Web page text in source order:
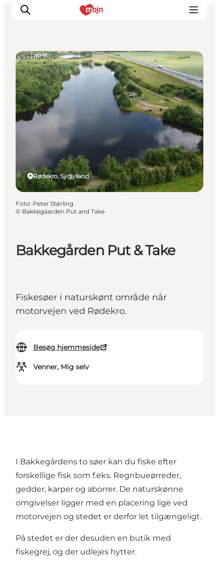
Oplevelser
Byer & Steder
Det sker
Overnatning
Planlæg din ferie
Booking
Bakkegården Put & Take
Fiskesøer i naturskønt område når
motorvejen ved Rødekro.
Besøg hjemmeside
Venner, Mig selv
Rødekro, Sydjylland
Lystfiskeri
Foto: Peter Størling
© Bakkegaarden Put and Take
I Bakkegårdens to søer kan du fiske efter
forskellige fisk som f.eks. Regnbueørreder,
gedder, karper og aborrer. De naturskønne
omgivelser ligger med en placering lige ved
motorvejen og stedet er derfor let tilgængeligt.
På stedet er der desuden en butik med
fiskegrej, og der udlejes hytter.